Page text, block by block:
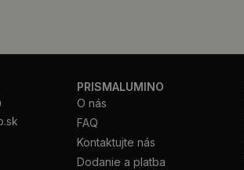
PRISMALUMINO
O nás
FAQ
Kontaktujte nás
Dodanie a platba